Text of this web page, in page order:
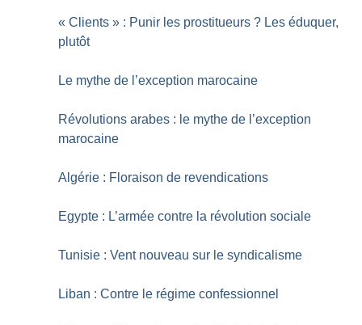
« Clients » : Punir les prostitueurs ? Les éduquer,
plutôt
Le mythe de l’exception marocaine
Révolutions arabes : le mythe de l’exception
marocaine
Algérie : Floraison de revendications
Egypte : L’armée contre la révolution sociale
Tunisie : Vent nouveau sur le syndicalisme
Liban : Contre le régime confessionnel